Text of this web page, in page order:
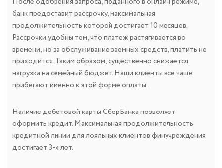
банк предоставит рассрочку, максимальная
продолжительность которой достигает 10 месяцев.
Рассрочки удобны тем, что платеж растягивается во
времени, но за обслуживание заемных средств, платить не
приходится. Таким образом, существенно снижается
нагрузка на семейный бюджет. Наши клиенты все чаще
прибегают именно к этой форме оплаты.
Наличие дебетовой карты СберБанка позволяет
оформить кредит. Максимальная продолжительность
кредитной линии для лояльных клиентов финучреждения
достигает 3-х лет.